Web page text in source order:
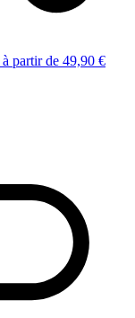
à partir de 49,90 €